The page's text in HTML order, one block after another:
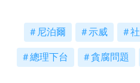
尼泊爾 示威
總理下台 貪腐問題